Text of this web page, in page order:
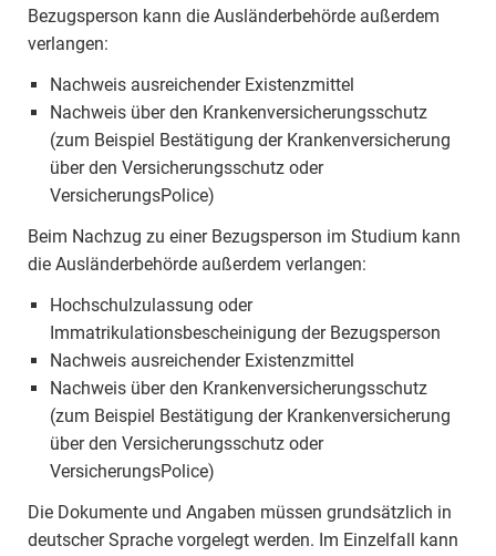
Bezugsperson kann die Ausländerbehörde außerdem
verlangen:
Nachweis ausreichender Existenzmittel
Nachweis über den Krankenversicherungsschutz
(zum Beispiel Bestätigung der Krankenversicherung
über den Versicherungsschutz oder
VersicherungsPolice)
Beim Nachzug zu einer Bezugsperson im Studium kann
die Ausländerbehörde außerdem verlangen:
Hochschulzulassung oder
Immatrikulationsbescheinigung der Bezugsperson
Nachweis ausreichender Existenzmittel
Nachweis über den Krankenversicherungsschutz
(zum Beispiel Bestätigung der Krankenversicherung
über den Versicherungsschutz oder
VersicherungsPolice)
Die Dokumente und Angaben müssen grundsätzlich in
deutscher Sprache vorgelegt werden. Im Einzelfall kann